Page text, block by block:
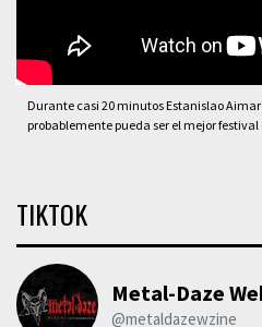
Durante casi 20 minutos Estanislao
probablemente pueda ser el mejor festival
TIKTOK
Metal-Daze
@metaldazewzine